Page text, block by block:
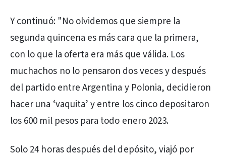
Y continuó: "No olvidemos que siempre la
segunda quincena es más cara que la primera,
con lo que la oferta era más que válida. Los
muchachos no lo pensaron dos veces y después
del partido entre Argentina y Polonia, decidieron
hacer una ‘vaquita’ y entre los cinco depositaron
los 600 mil pesos para todo enero 2023.
Solo 24 horas después del depósito, viajó por